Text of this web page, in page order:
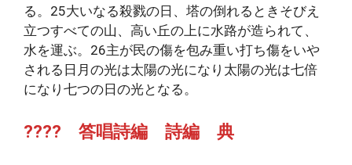
る。25大いなる殺戮の日、塔の倒れるときそびえ
立つすべての山、高い丘の上に水路が造られて、
水を運ぶ。26主が民の傷を包み重い打ち傷をいや
される日月の光は太陽の光になり太陽の光は七倍
になり七つの日の光となる。
???? 答唱詩編 詩編 典